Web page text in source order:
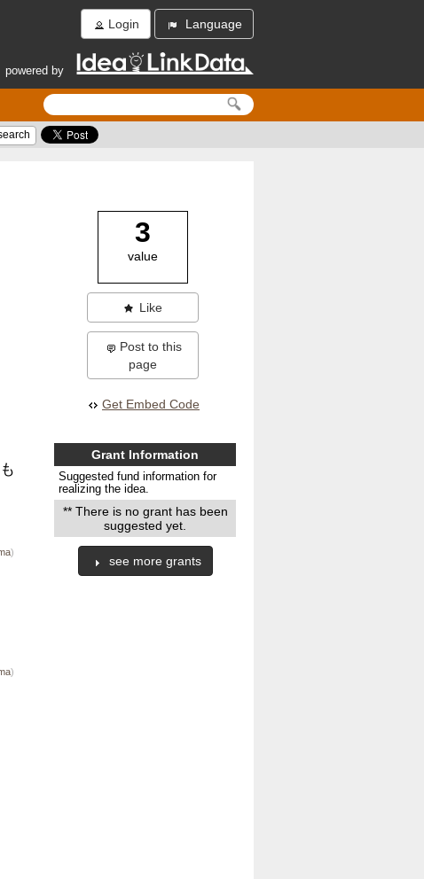
Login Language
powered by
3
value
Like
Post to this
page
Get Embed Code
)
)
Grant Information
Suggested fund information for
realizing the idea.
** There is no grant has been
suggested yet.
see more grants